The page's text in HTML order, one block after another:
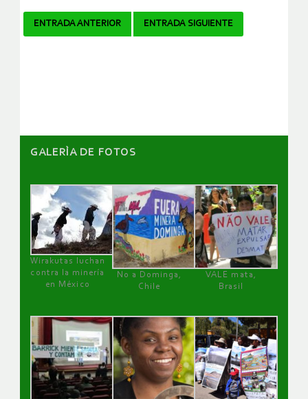
Navegador
ENTRADA ANTERIOR ENTRADA SIGUIENTE
GALERÌA DE FOTOS
Wirakutas luchan
contra la minería
en México
No a Dominga,
Chile
VALE mata,
Brasil